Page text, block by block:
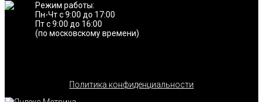
Режим работы:
Пн-Чт с 9:00 до 17:00
Пт с 9:00 до 16:00
(по московскому времени)
Политика конфиденциальности